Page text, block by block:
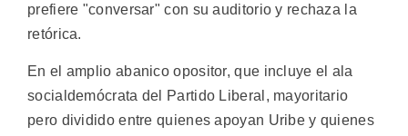
prefiere "conversar" con su auditorio y rechaza la
retórica.
En el amplio abanico opositor, que incluye el ala
socialdemócrata del Partido Liberal, mayoritario
pero dividido entre quienes apoyan Uribe y quienes